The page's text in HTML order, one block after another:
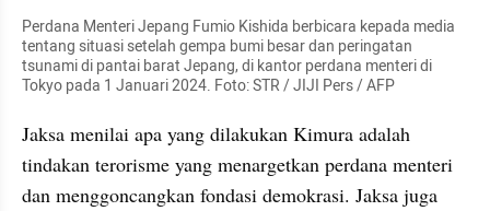
Perdana Menteri Jepang Fumio Kishida berbicara kepada media
tentang situasi setelah gempa bumi besar dan peringatan
tsunami di pantai barat Jepang, di kantor perdana menteri di
Tokyo pada 1 Januari 2024. Foto: STR / JIJI Pers / AFP
Jaksa menilai apa yang dilakukan Kimura adalah
tindakan terorisme yang menargetkan perdana menteri
dan menggoncangkan fondasi demokrasi. Jaksa juga